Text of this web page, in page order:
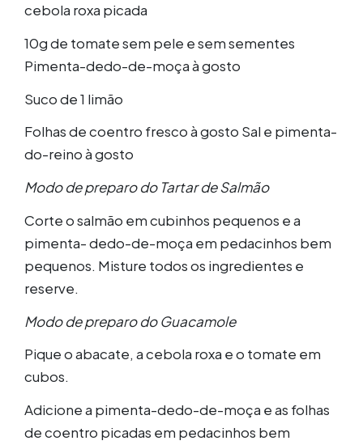
cebola roxa picada
10g de tomate sem pele e sem sementes
Pimenta-dedo-de-moça à gosto
Suco de 1 limão
Folhas de coentro fresco à gosto Sal e pimenta-
do-reino à gosto
Modo de preparo do Tartar de Salmão
Corte o salmão em cubinhos pequenos e a
pimenta- dedo-de-moça em pedacinhos bem
pequenos. Misture todos os ingredientes e
reserve.
Modo de preparo do Guacamole
Pique o abacate, a cebola roxa e o tomate em
cubos.
Adicione a pimenta-dedo-de-moça e as folhas
de coentro picadas em pedacinhos bem